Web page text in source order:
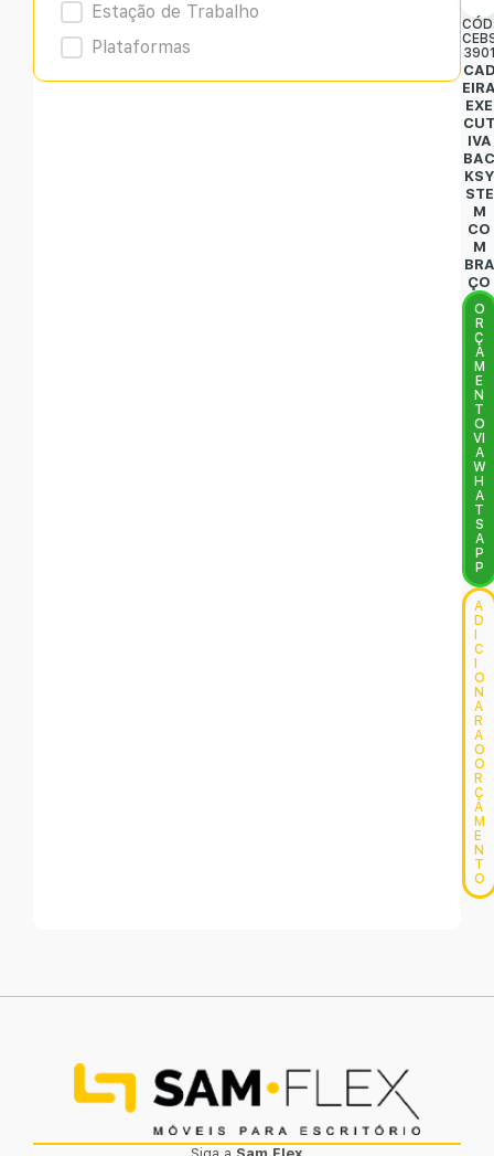
Product Archive
Estação de Trabalho
Plataformas
EXE
IVA
KSY
STE
M
CO
M
BRA
ÇO
O
R
Ç
A
M
E
N
T
O
VI
A
W
H
A
T
S
A
P
P
A
D
C
O
N
A
R
A
O
O
R
Ç
A
M
E
N
T
O
Siga a Sam.Flex